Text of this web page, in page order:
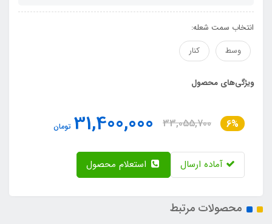
انتخاب سمت شعله:
وسط
کنار
ویژگی‌های محصول
6%
33,055,700
31,400,000 تومان
آماده ارسال
محصولات مرتبط